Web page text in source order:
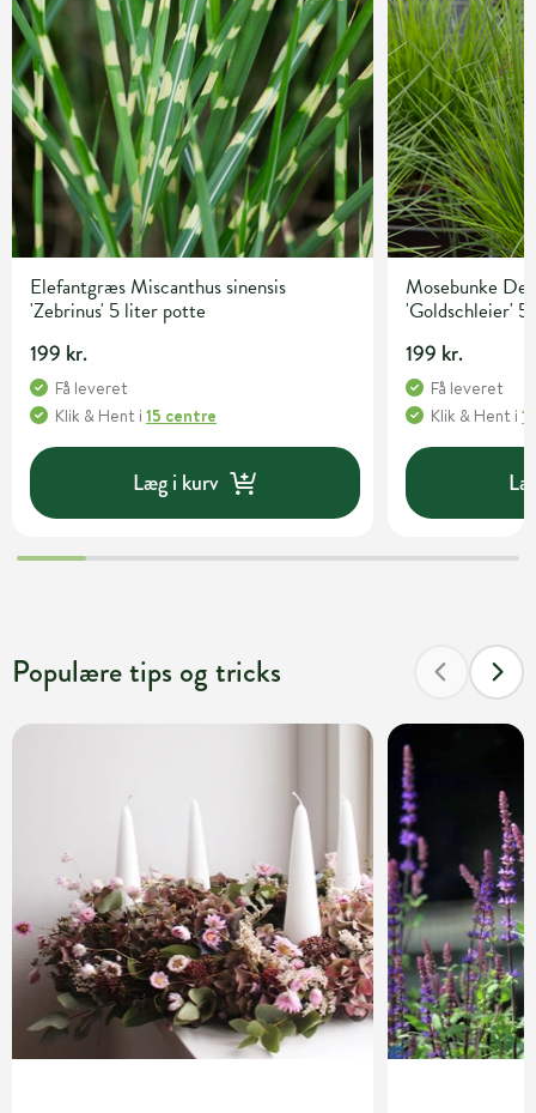
Elefantgræs Miscanthus sinensis
'Zebrinus' 5 liter potte
199 kr.
Få leveret
Klik & Hent i 15 centre
Læg i kurv
Mosebunke
'Goldschleier'
199 kr.
Få leveret
Klik & Hent i
Populære tips og tricks